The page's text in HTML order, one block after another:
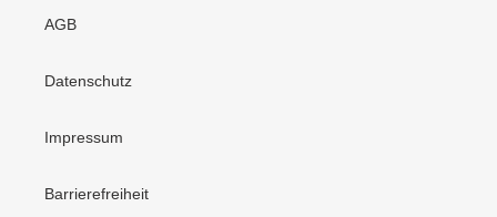
AGB
Datenschutz
Impressum
Barrierefreiheit